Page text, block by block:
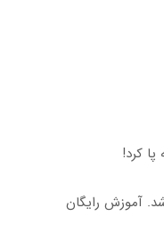
کرد!
آموزش رایگان